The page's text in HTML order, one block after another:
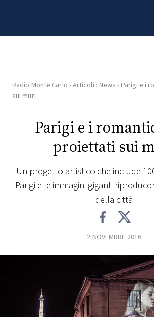
HOME
RADIO
PLAYLIST
EVENTI
Radio Monte Carlo › Articoli › News › Parigi e i
sui muri
Parigi e i
proiettati sui
Un progetto artistico che include
Parigi e le immagini giganti
della città
2 NOVEMBRE 2016